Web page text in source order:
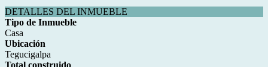
DETALLES DEL INMUEBLE
Tipo de Inmueble
Casa
Ubicación
Tegucigalpa
Total construido